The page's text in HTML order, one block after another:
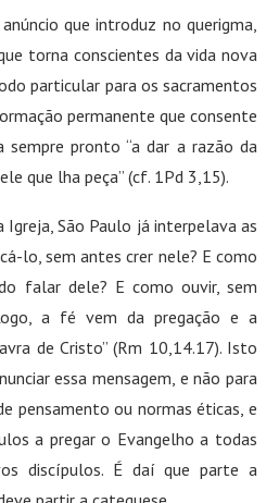
que introduz no querigma,
torna conscientes da vida nova
particular para os sacramentos
permanente que consente
sempre pronto “a dar a razão da
que lha peça” (cf. 1Pd 3,15).
Igreja, São Paulo já interpelava as
lo, sem antes crer nele? E como
falar dele? E como ouvir, sem
a fé vem da pregação e a
de Cristo” (Rm 10,14.17). Isto
essa mensagem, e não para
pensamento ou normas éticas, e
a pregar o Evangelho a todas
discípulos. É daí que parte a